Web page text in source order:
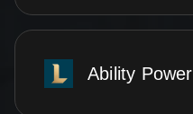
Ability Power